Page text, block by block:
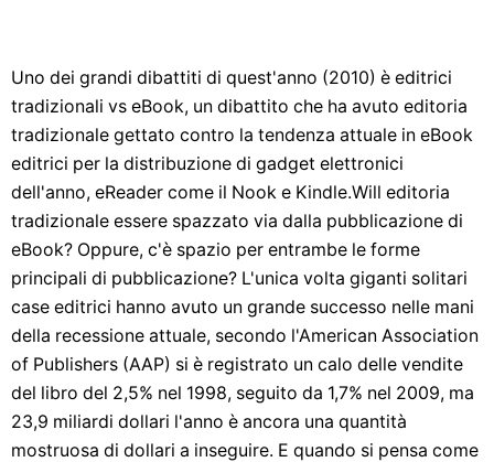
Uno dei grandi dibattiti di quest'anno (2010) è editrici
tradizionali vs eBook, un dibattito che ha avuto editoria
tradizionale gettato contro la tendenza attuale in eBook
editrici per la distribuzione di gadget elettronici
dell'anno, eReader come il Nook e Kindle.Will editoria
tradizionale essere spazzato via dalla pubblicazione di
eBook? Oppure, c'è spazio per entrambe le forme
principali di pubblicazione? L'unica volta giganti solitari
case editrici hanno avuto un grande successo nelle mani
della recessione attuale, secondo l'American Association
of Publishers (AAP) si è registrato un calo delle vendite
del libro del 2,5% nel 1998, seguito da 1,7% nel 2009, ma
23,9 miliardi dollari l'anno è ancora una quantità
mostruosa di dollari a inseguire. E quando si pensa come